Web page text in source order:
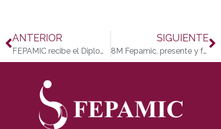
ANTERIOR
FEPAMIC recibe el Diploma de Honor 2020 de ‘Arcángel Azul’ por su labor con las personas con discapacidad
SIGUIENTE
8M Fepamic, presente y futuro